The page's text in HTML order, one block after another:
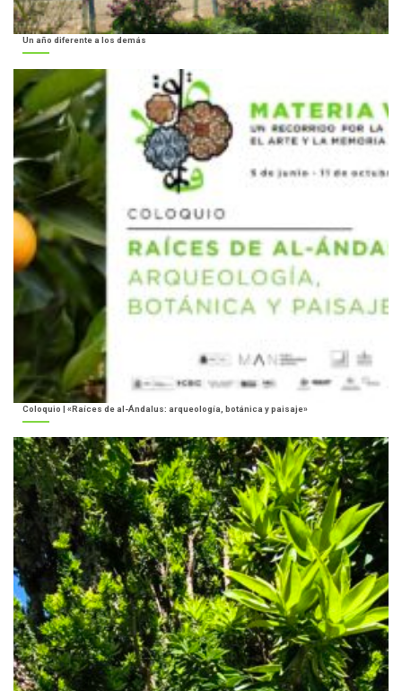
Un año diferente a los demás
Coloquio | «Raíces de al-Ándalus: arqueología, botánica y paisaje»